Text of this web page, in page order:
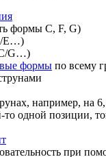
формы C, F, G)
E…)
G…)
формы по всему
например, на
то одной позиции,
при